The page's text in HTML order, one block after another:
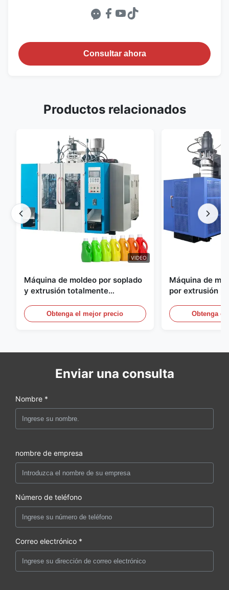
Consultar ahora
Productos relacionados
VIDEO
Máquina de moldeo por soplado
y extrusión totalmente
HDPE, máquina de moldeo por
soplado de PE
Obtenga el mejor precio
Máquina de
por extrusión
automático a
60L
Obtenga el
Enviar una consulta
Nombre *
nombre de empresa
Número de teléfono
Correo electrónico *